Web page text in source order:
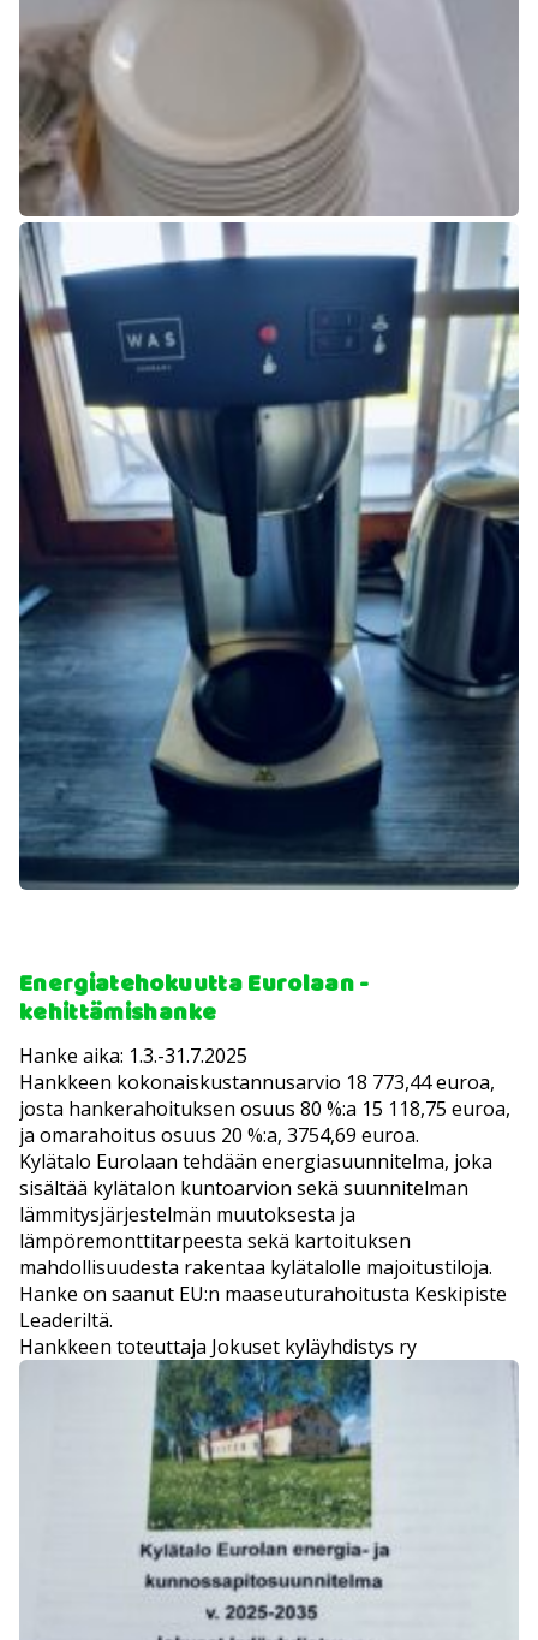
Energiatehokuutta Eurolaan -
kehittämishanke
Hanke aika: 1.3.-31.7.2025
Hankkeen kokonaiskustannusarvio 18 773,44 euroa,
josta hankerahoituksen osuus 80 %:a 15 118,75 euroa,
ja omarahoitus osuus 20 %:a, 3754,69 euroa.
Kylätalo Eurolaan tehdään energiasuunnitelma, joka
sisältää kylätalon kuntoarvion sekä suunnitelman
lämmitysjärjestelmän muutoksesta ja
lämpöremonttitarpeesta sekä kartoituksen
mahdollisuudesta rakentaa kylätalolle majoitustiloja.
Hanke on saanut EU:n maaseuturahoitusta Keskipiste
Leaderiltä.
Hankkeen toteuttaja Jokuset kyläyhdistys ry